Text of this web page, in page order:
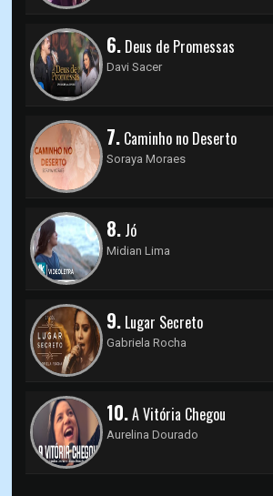
6. Deus de Promessas
Davi Sacer
7. Caminho no Deserto
Soraya Moraes
8. Jó
Midian Lima
9. Lugar Secreto
Gabriela Rocha
10.A Vitória Chegou
Aurelina Dourado